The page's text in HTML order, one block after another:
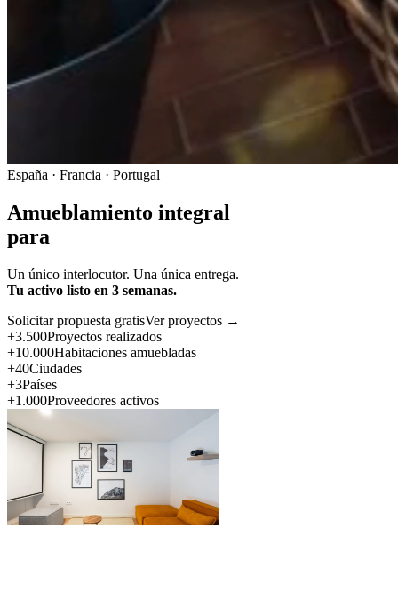
España · Francia · Portugal
Amueblamiento integral
para
Un único interlocutor. Una única entrega.
Tu activo listo en 3 semanas.
Solicitar propuesta gratisVer proyectos →
+3.500Proyectos realizados
+10.000Habitaciones amuebladas
+40Ciudades
+3Países
+1.000Proveedores activos